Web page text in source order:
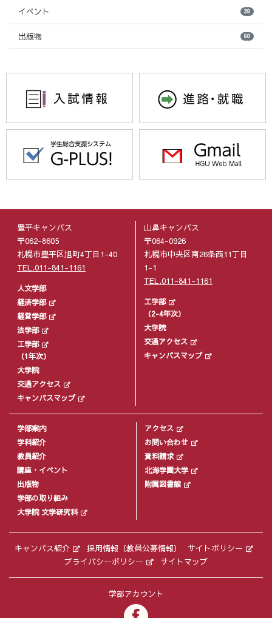
イベント 39
出版物 60
豊平キャンパス
〒062-8605
札幌市豊平区旭町4丁目1-40
TEL.011-841-1161
人文学部
経済学部
経営学部
法学部
工学部
（1年次）
大学院
交通アクセス
キャンパスマップ
山鼻キャンパス
〒064-0926
札幌市中央区南26条西11丁目
1-1
TEL.011-841-1161
工学部
（2-4年次）
大学院
交通アクセス
キャンパスマップ
学部案内
学科紹介
教員紹介
講座・イベント
出版物
学部の取り組み
大学院 文学研究科
アクセス
お問い合わせ
資料請求
北海学園大学
附属図書館
キャンパス紹介 採用情報（教員公募情報）
サイトポリシー
プライバシーポリシー
サイトマップ
学部アカウント